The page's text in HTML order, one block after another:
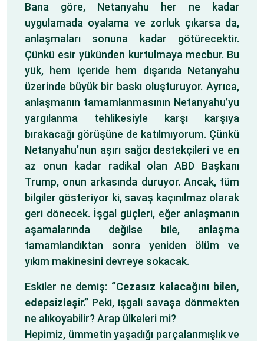
Bana göre, Netanyahu her ne kadar
uygulamada oyalama ve zorluk çıkarsa da,
anlaşmaları sonuna kadar götürecektir.
Çünkü esir yükünden kurtulmaya mecbur. Bu
yük, hem içeride hem dışarıda Netanyahu
üzerinde büyük bir baskı oluşturuyor. Ayrıca,
anlaşmanın tamamlanmasının Netanyahu’yu
yargılanma tehlikesiyle karşı karşıya
bırakacağı görüşüne de katılmıyorum. Çünkü
Netanyahu’nun aşırı sağcı destekçileri ve en
az onun kadar radikal olan ABD Başkanı
Trump, onun arkasında duruyor. Ancak, tüm
bilgiler gösteriyor ki, savaş kaçınılmaz olarak
geri dönecek. İşgal güçleri, eğer anlaşmanın
aşamalarında değilse bile, anlaşma
tamamlandıktan sonra yeniden ölüm ve
yıkım makinesini devreye sokacak.
Eskiler ne demiş: “Cezasız kalacağını bilen,
edepsizleşir.” Peki, işgali savaşa dönmekten
ne alıkoyabilir? Arap ülkeleri mi?
Hepimiz, ümmetin yaşadığı parçalanmışlık ve